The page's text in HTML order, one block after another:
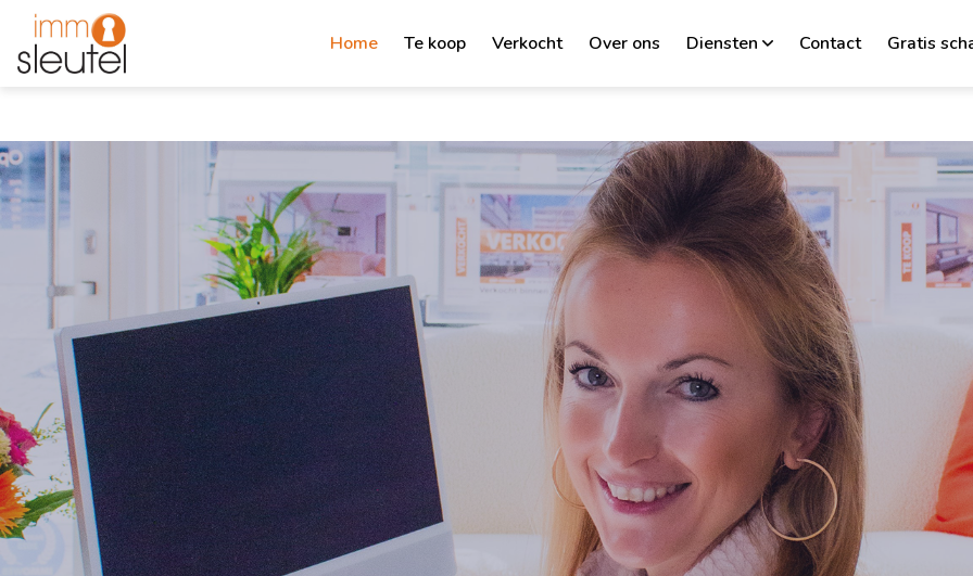
Home Te koop Verkocht Over ons Diensten Contact Gratis